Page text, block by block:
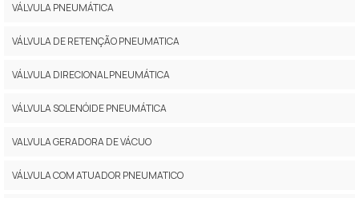
VÁLVULA PNEUMÁTICA
VÁLVULA DE RETENÇÃO PNEUMATICA
VÁLVULA DIRECIONAL PNEUMÁTICA
VÁLVULA SOLENÓIDE PNEUMÁTICA
VALVULA GERADORA DE VÁCUO
VÁLVULA COM ATUADOR PNEUMATICO